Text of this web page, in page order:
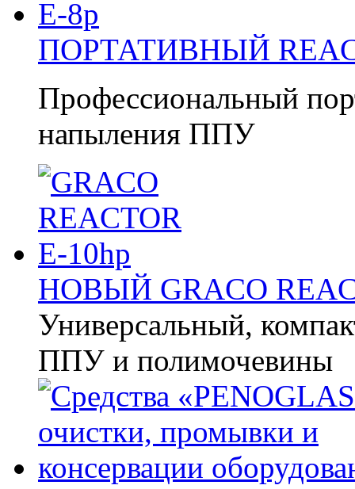
ПОРТАТИВНЫЙ
Профессиональный
напыления ППУ
НОВЫЙ GRACO
Универсальный,
ППУ и полимочевины